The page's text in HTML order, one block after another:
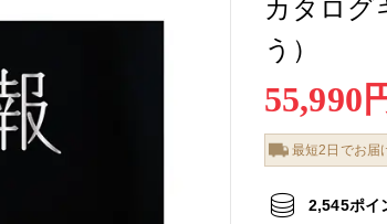
カタロ
う）
55,990
最短2日でお届
2,545ポイ